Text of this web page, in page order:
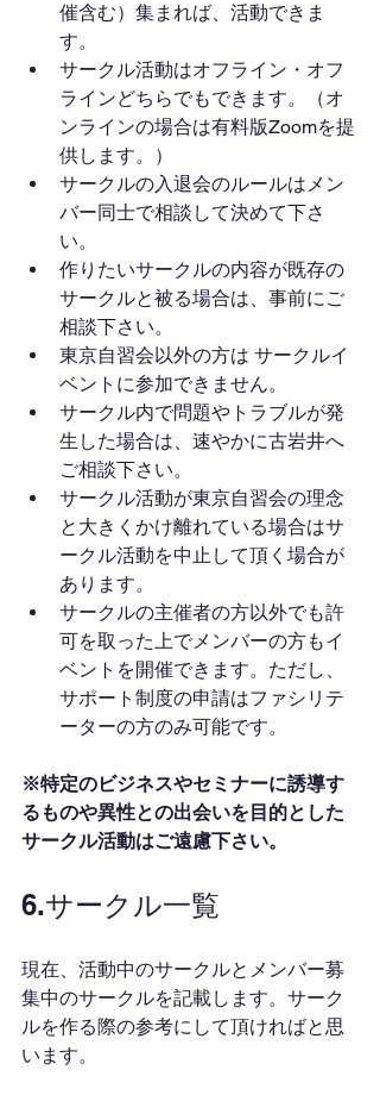
催含む）集まれば、活動できま
す。
サークル活動はオフライン・オフ
ラインどちらでもできます。（オ
ンラインの場合は有料版Zoomを提
供します。）
サークルの入退会のルールはメン
バー同士で相談して決めて下さ
い。
作りたいサークルの内容が既存の
サークルと被る場合は、事前にご
相談下さい。
東京自習会以外の方は サークルイ
ベントに参加できません。
サークル内で問題やトラブルが発
生した場合は、速やかに古岩井へ
ご相談下さい。
サークル活動が東京自習会の理念
と大きくかけ離れている場合はサ
ークル活動を中止して頂く場合が
あります。
サークルの主催者の方以外でも許
可を取った上でメンバーの方もイ
ベントを開催できます。ただし、
サポート制度の申請はファシリテ
ーターの方のみ可能です。
※特定のビジネスやセミナーに誘導す
るものや異性との出会いを目的とした
サークル活動はご遠慮下さい。
6.サークル一覧
現在、活動中のサークルとメンバー募
集中のサークルを記載します。サーク
ルを作る際の参考にして頂ければと思
います。